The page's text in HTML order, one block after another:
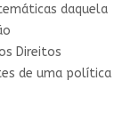
daquela
Direitos
de uma política